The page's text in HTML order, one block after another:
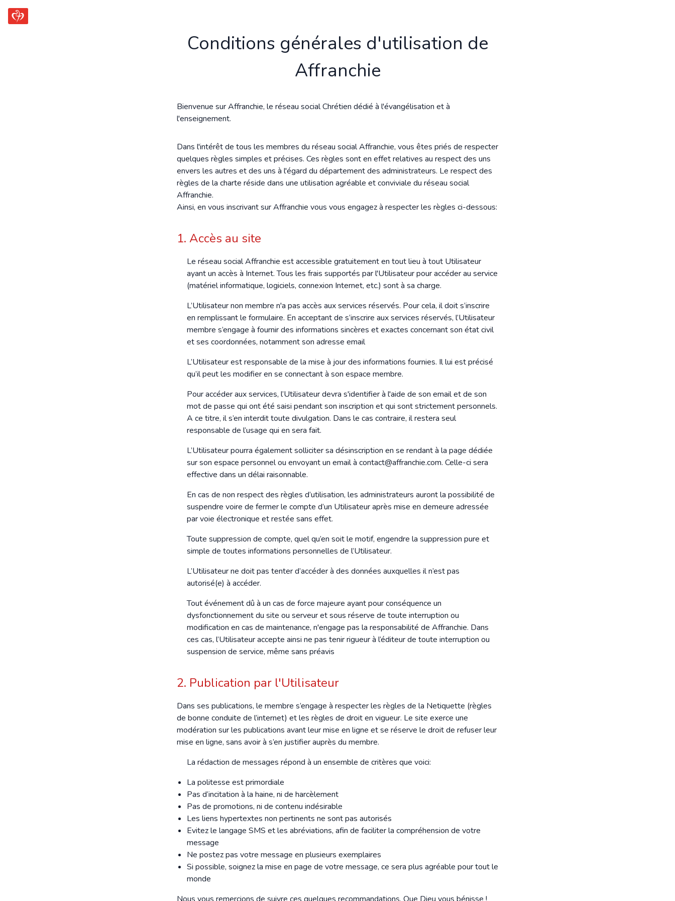
Conditions générales d'utilisation de
Affranchie
Bienvenue sur Affranchie, le réseau social Chrétien dédié à l'évangélisation et à
l'enseignement.
Dans l'intérêt de tous les membres du réseau social Affranchie, vous êtes priés de respecter
quelques règles simples et précises. Ces règles sont en effet relatives au respect des uns
envers les autres et des uns à l'égard du département des administrateurs. Le respect des
règles de la charte réside dans une utilisation agréable et conviviale du réseau social
Affranchie.
Ainsi, en vous inscrivant sur Affranchie vous vous engagez à respecter les règles ci-dessous:
1. Accès au site
Le réseau social Affranchie est accessible gratuitement en tout lieu à tout Utilisateur
ayant un accès à Internet. Tous les frais supportés par l'Utilisateur pour accéder au service
(matériel informatique, logiciels, connexion Internet, etc.) sont à sa charge.
L’Utilisateur non membre n'a pas accès aux services réservés. Pour cela, il doit s’inscrire
en remplissant le formulaire. En acceptant de s’inscrire aux services réservés, l’Utilisateur
membre s’engage à fournir des informations sincères et exactes concernant son état civil
et ses coordonnées, notamment son adresse email
L’Utilisateur est responsable de la mise à jour des informations fournies. Il lui est précisé
qu’il peut les modifier en se connectant à son espace membre.
Pour accéder aux services, l’Utilisateur devra s'identifier à l'aide de son email et de son
mot de passe qui ont été saisi pendant son inscription et qui sont strictement personnels.
A ce titre, il s’en interdit toute divulgation. Dans le cas contraire, il restera seul
responsable de l’usage qui en sera fait.
L’Utilisateur pourra également solliciter sa désinscription en se rendant à la page dédiée
sur son espace personnel ou envoyant un email à contact@affranchie.com. Celle-ci sera
effective dans un délai raisonnable.
En cas de non respect des règles d’utilisation, les administrateurs auront la possibilité de
suspendre voire de fermer le compte d’un Utilisateur après mise en demeure adressée
par voie électronique et restée sans effet.
Toute suppression de compte, quel qu’en soit le motif, engendre la suppression pure et
simple de toutes informations personnelles de l’Utilisateur.
L’Utilisateur ne doit pas tenter d’accéder à des données auxquelles il n’est pas
autorisé(e) à accéder.
Tout événement dû à un cas de force majeure ayant pour conséquence un
dysfonctionnement du site ou serveur et sous réserve de toute interruption ou
modification en cas de maintenance, n'engage pas la responsabilité de Affranchie. Dans
ces cas, l’Utilisateur accepte ainsi ne pas tenir rigueur à l’éditeur de toute interruption ou
suspension de service, même sans préavis
2. Publication par l'Utilisateur
Dans ses publications, le membre s’engage à respecter les règles de la Netiquette (règles
de bonne conduite de l’internet) et les règles de droit en vigueur. Le site exerce une
modération sur les publications avant leur mise en ligne et se réserve le droit de refuser leur
mise en ligne, sans avoir à s’en justifier auprès du membre.
La rédaction de messages répond à un ensemble de critères que voici:
La politesse est primordiale
Pas d’incitation à la haine, ni de harcèlement
Pas de promotions, ni de contenu indésirable
Les liens hypertextes non pertinents ne sont pas autorisés
Evitez le langage SMS et les abréviations, afin de faciliter la compréhension de votre
message
Ne postez pas votre message en plusieurs exemplaires
Si possible, soignez la mise en page de votre message, ce sera plus agréable pour tout le
monde